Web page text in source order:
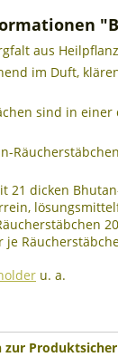
aus
im Duft,
sind in
21 dicken
je
u. a.